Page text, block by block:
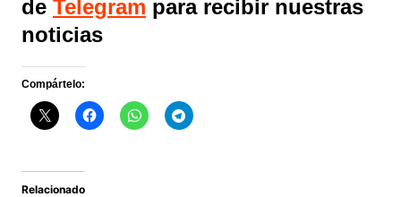
de Telegram para recibir nuestras
noticias
Compártelo:
Relacionado